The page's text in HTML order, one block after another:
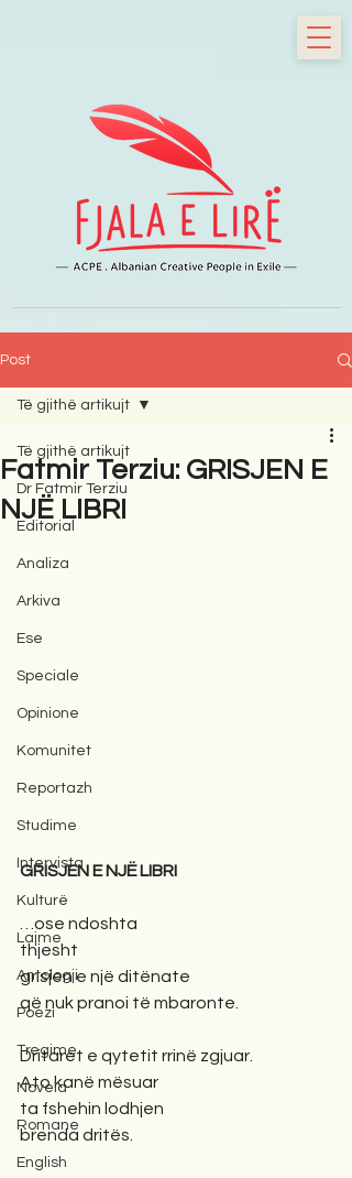
Post
Të gjithë artikujt
Dr Fatmir Terziu
Editorial
Analiza
Arkiva
Ese
Speciale
Opinione
Komunitet
Reportazh
Studime
Intervista
Kulturë
Lajme
Antologji
Poezi
Tregime
Novela
Romane
English
Të gjithë artikujt
Fatmir Terziu: GRISJEN E
NJË LIBRI
GRISJEN E NJË LIBRI
…ose ndoshta
thjesht
grisjen e një ditënate
që nuk pranoi të mbaronte.
Dritaret e qytetit rrinë zgjuar.
Ato kanë mësuar
ta fshehin lodhjen
brenda dritës.